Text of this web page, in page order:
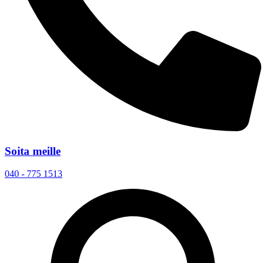
Soita meille
040 - 775 1513